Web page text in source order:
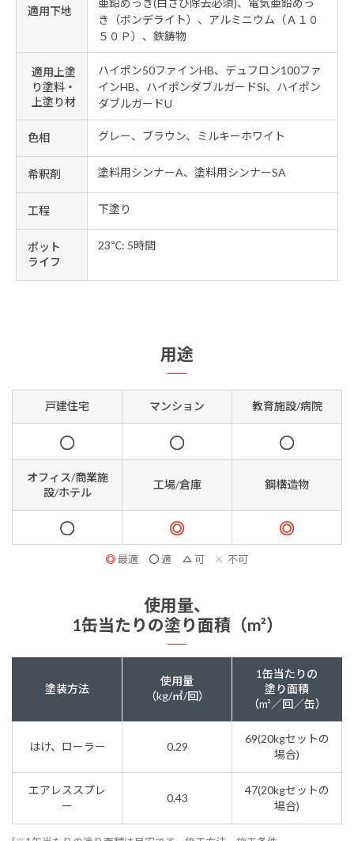
適用下地
き（ボンデライト）、アルミニウム（Ａ１０
５０Ｐ）、鉄鋳物
適用上塗
り塗料・
上塗り材
ハイポン50ファインHB、デュフロン100ファ
インHB、ハイポンダブルガードSi、ハイポン
ダブルガードU
色相 グレー、ブラウン、ミルキーホワイト
希釈剤 塗料用シンナーA、塗料用シンナーSA
工程 下塗り
ポット
ライフ
23℃: 5時間
用途
戸建住宅 マンション 教育施設/病院
オフィス/商業施
設/ホテル
工場/倉庫 鋼構造物
最適 適 可 不可
使用量、
1缶当たりの塗り面積（m²）
塗装方法
使用量
（kg/㎡/回）
1缶当たりの
塗り面積
（m²／回／缶）
はけ、ローラー 0.29
69(20kgセットの
場合)
エアレススプレ
ー
0.43
47(20kgセットの
場合)